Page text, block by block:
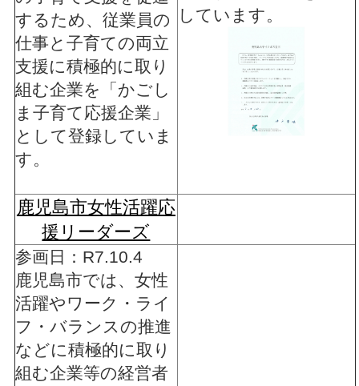
するため、従業員の
仕事と子育ての両立
支援に積極的に取り
組む企業を「かごし
ま子育て応援企業」
として登録していま
す。
しています。
鹿児島市女性活躍応
援リーダーズ
参画日：R7.10.4
鹿児島市では、女性
活躍やワーク・ライ
フ・バランスの推進
などに積極的に取り
組む企業等の経営者